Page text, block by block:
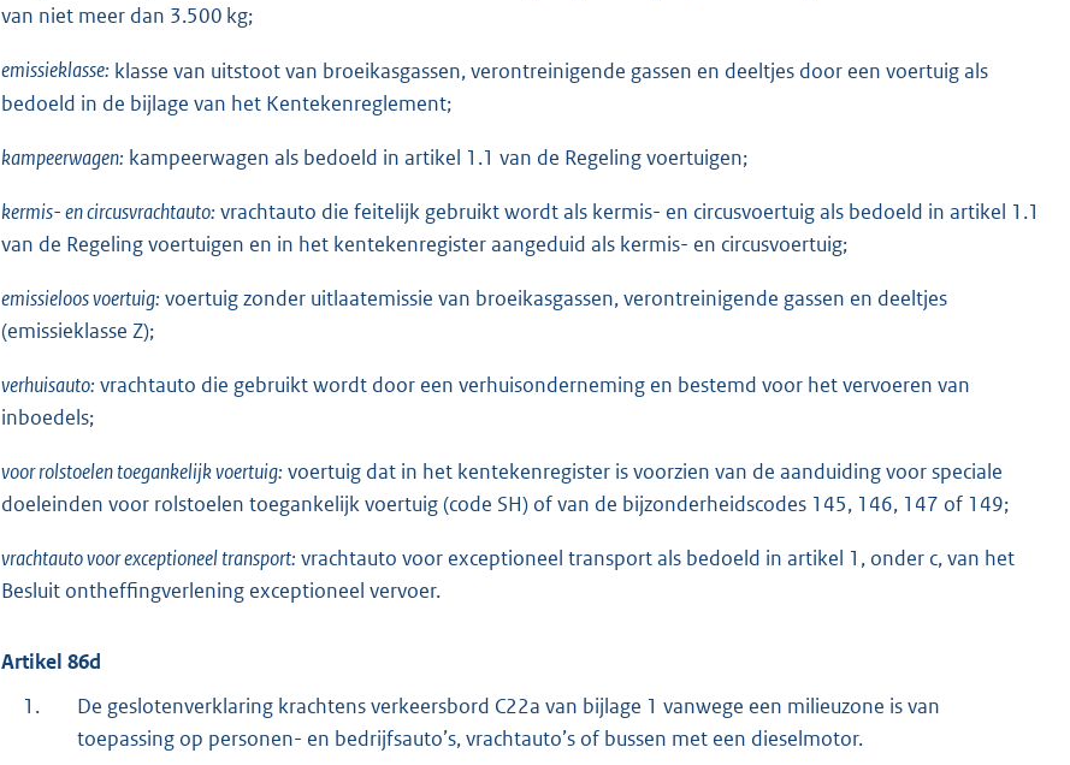
van niet meer dan 3.500 kg;
emissieklasse: klasse van uitstoot van broeikasgassen, verontreinigende gassen en deeltjes door een voertuig als
bedoeld in de bijlage van het Kentekenreglement;
kampeerwagen: kampeerwagen als bedoeld in artikel 1.1 van de Regeling voertuigen;
kermis- en circusvrachtauto: vrachtauto die feitelijk gebruikt wordt als kermis- en circusvoertuig als bedoeld in artikel 1.1
van de Regeling voertuigen en in het kentekenregister aangeduid als kermis- en circusvoertuig;
emissieloos voertuig: voertuig zonder uitlaatemissie van broeikasgassen, verontreinigende gassen en deeltjes
(emissieklasse Z);
verhuisauto: vrachtauto die gebruikt wordt door een verhuisonderneming en bestemd voor het vervoeren van
inboedels;
voor rolstoelen toegankelijk voertuig: voertuig dat in het kentekenregister is voorzien van de aanduiding voor speciale
doeleinden voor rolstoelen toegankelijk voertuig (code SH) of van de bijzonderheidscodes 145, 146, 147 of 149;
vrachtauto voor exceptioneel transport: vrachtauto voor exceptioneel transport als bedoeld in artikel 1, onder c, van het
Besluit ontheffingverlening exceptioneel vervoer.
Artikel 86d
1.
De geslotenverklaring krachtens verkeersbord C22a van bijlage 1 vanwege een milieuzone is van
toepassing op personen- en bedrijfsauto’s, vrachtauto’s of bussen met een dieselmotor.